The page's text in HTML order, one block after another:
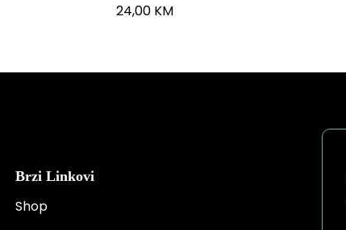
24,00 KM
Brzi Linkovi
Shop